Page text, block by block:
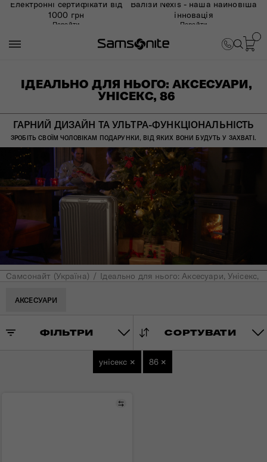
Електронні сертифікати від
1000 грн
Перейти
Валізи Nexis - наша найновіша
інновація
Перейти
ІДЕАЛЬНО ДЛЯ НЬОГО: АКСЕСУАРИ,
УНІСЕКС, 86
ГАРНИЙ ДИЗАЙН ТА УЛЬТРА-ФУНКЦІОНАЛЬНІСТЬ
ЗРОБІТЬ СВОЇМ ЧОЛОВІКАМ ПОДАРУНКИ, ВІД ЯКИХ ВОНИ БУДУТЬ У ЗАХВАТІ.​
Самсонайт (Україна) Ідеально для нього: Аксесуари, Унісекс,
АКСЕСУАРИ
ФІЛЬТРИ СОРТУВАТИ
унісекс × 86 ×
Порівняти